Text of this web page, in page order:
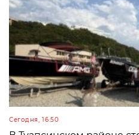
Сегодня, 16:50